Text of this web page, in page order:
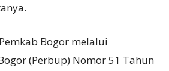
Bogor melalui
(Perbup) Nomor 51 Tahun